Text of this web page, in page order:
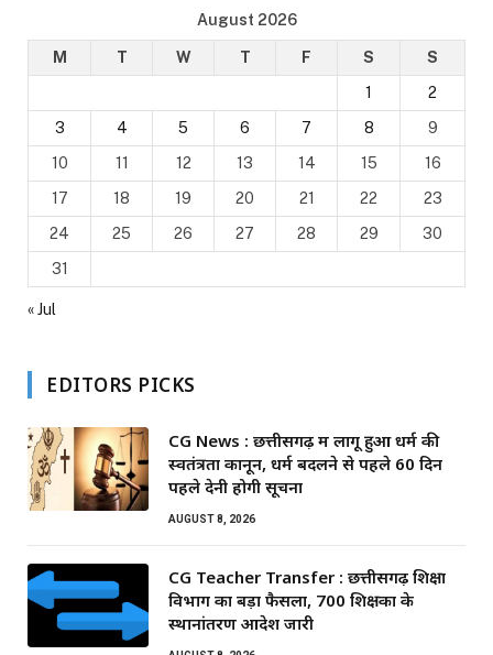
August 2026
M T W T F S
S
1
2
3
4 5 6 7 8
9
10
11 12 13 14 15
16
17
18 19 20 21 22
23
24
25 26 27 28 29
30
31
« Jul
EDITORS PICKS
CG News : छत्तीसगढ़ में लागू हुआ धर्म की
स्वतंत्रता कानून, धर्म बदलने से पहले 60 दिन
पहले देनी होगी सूचना
AUGUST 8, 2026
CG Teacher Transfer : छत्तीसगढ़ शिक्षा
विभाग का बड़ा फैसला, 700 शिक्षकों के
स्थानांतरण आदेश जारी